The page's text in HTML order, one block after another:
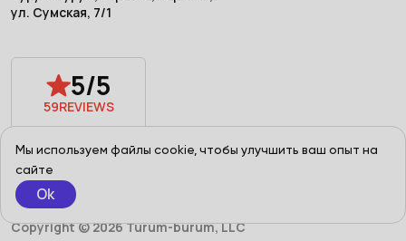
Мы используем файлы cookie, чтобы улучшить ваш опыт на
сайте
Ok
ул. Сумская, 7/1
5/5
59REVIEWS
Powered by
Copyright © 2026 Turum-burum, LLC
Terms of use